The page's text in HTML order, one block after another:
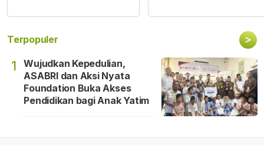
Terpopuler >
1
Wujudkan Kepedulian,
ASABRI dan Aksi Nyata
Foundation Buka Akses
Pendidikan bagi Anak Yatim